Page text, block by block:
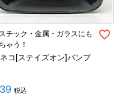
チック・金属・ガラスにも
ゃう！
コ[ステイズオン]パンプ
税込